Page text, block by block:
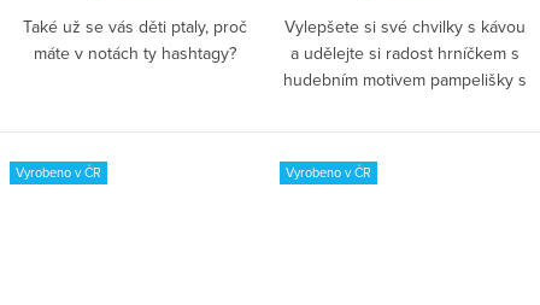
Také už se vás děti ptaly, proč
máte v notách ty hashtagy?
Vylepšete si své chvilky s kávou
a udělejte si radost hrníčkem s
hudebním motivem pampelišky s
Vyrobeno v ČR Vyrobeno v ČR